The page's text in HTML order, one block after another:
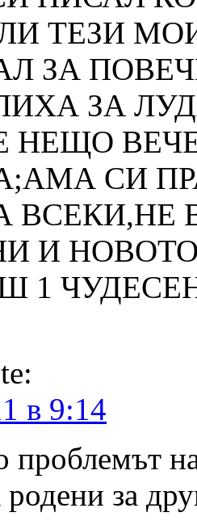
ТЕЗИ
ЗА
ЗА
НЕЩО
СИ
ВСЕКИ,НЕ
И
1
в 9:14
родени за